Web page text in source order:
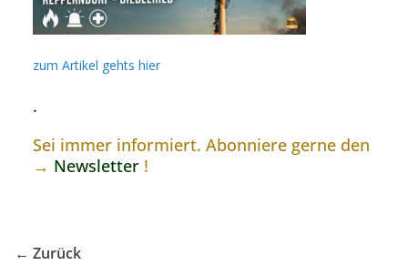
zum Artikel gehts hier
.
Sei immer informiert. Abonniere gerne den
→ Newsletter !
← Zurück